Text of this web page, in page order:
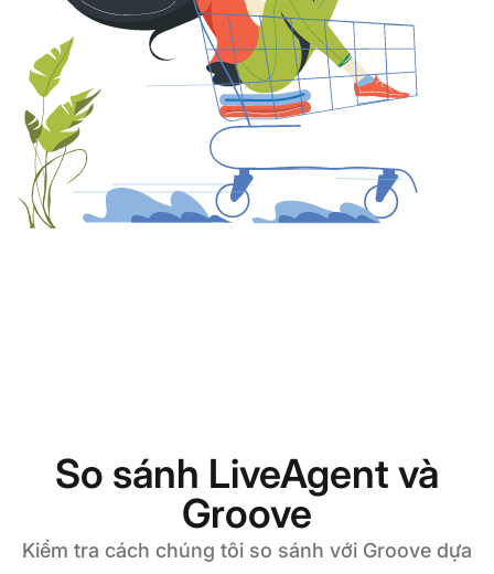
So sánh LiveAgent và
Groove
Kiểm tra cách chúng tôi so sánh với Groove dựa